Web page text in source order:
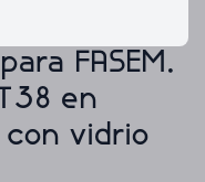
FASEM.
en
vidrio